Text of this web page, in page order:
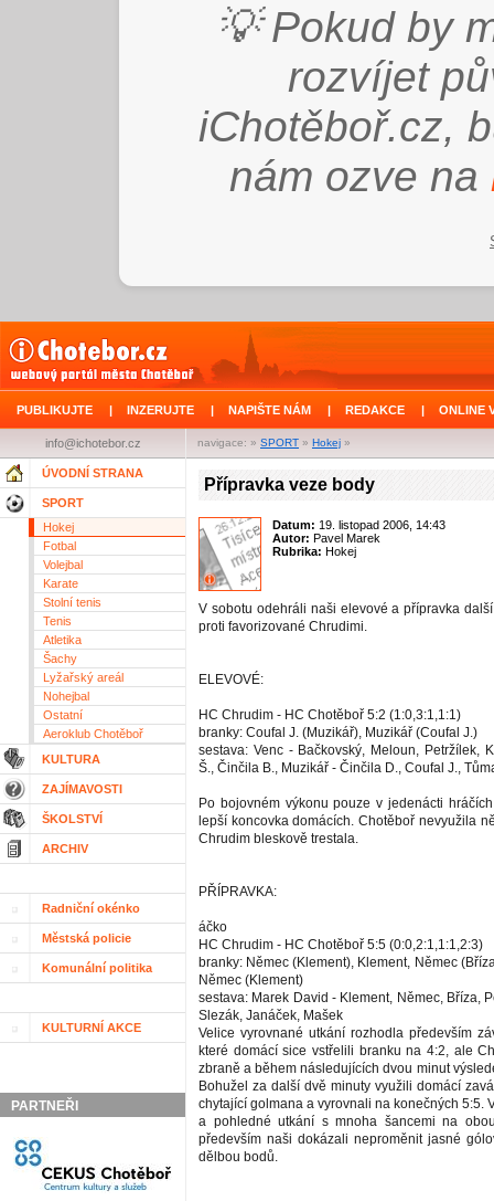
💡 Pokud by
rozvíjet
iChotěboř.cz,
nám ozve na
PUBLIKUJTE | INZERUJTE | NAPIŠTE NÁM | REDAKCE | ONLINE
navigace: » SPORT » Hokej »
info@ichotebor.cz
ÚVODNÍ STRANA
SPORT
Hokej
Fotbal
Volejbal
Karate
Stolní tenis
Tenis
Atletika
Šachy
Lyžařský areál
Nohejbal
Ostatní
Aeroklub Chotěboř
KULTURA
ZAJÍMAVOSTI
ŠKOLSTVÍ
ARCHIV
Radniční okénko
Městská policie
Komunální politika
KULTURNÍ AKCE
PARTNEŘI
Přípravka veze body
Datum: 19. listopad 2006, 14:43
Autor: Pavel Marek
Rubrika: Hokej
V sobotu odehráli naši elevové a přípravka
proti favorizované Chrudimi.
ELEVOVÉ:
HC Chrudim - HC Chotěboř 5:2 (1:0,3:1,1:1)
branky: Coufal J. (Muzikář), Muzikář (Coufal J.)
sestava: Venc - Bačkovský, Meloun, Petržílek,
Š., Činčila B., Muzikář - Činčila D., Coufal J.,
Po bojovném výkonu pouze v jedenácti
lepší koncovka domácích. Chotěboř nevyužila
Chrudim bleskově trestala.
PŘÍPRAVKA:
áčko
HC Chrudim - HC Chotěboř 5:5 (0:0,2:1,1:1,2:3)
branky: Němec (Klement), Klement, Němec
Němec (Klement)
sestava: Marek David - Klement, Němec, Bříza,
Slezák, Janáček, Mašek
Velice vyrovnané utkání rozhodla především
které domácí sice vstřelili branku na 4:2, ale
zbraně a během následujících dvou minut
Bohužel za další dvě minuty využili domácí
chytající golmana a vyrovnali na konečných 5:5.
a pohledné utkání s mnoha šancemi na
především naši dokázali neproměnit jasné
dělbou bodů.